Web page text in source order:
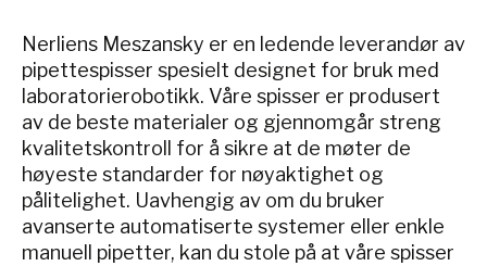
Nerliens Meszansky er en ledende leverandør av
pipettespisser spesielt designet for bruk med
laboratorierobotikk. Våre spisser er produsert
av de beste materialer og gjennomgår streng
kvalitetskontroll for å sikre at de møter de
høyeste standarder for nøyaktighet og
pålitelighet. Uavhengig av om du bruker
avanserte automatiserte systemer eller enkle
manuell pipetter, kan du stole på at våre spisser